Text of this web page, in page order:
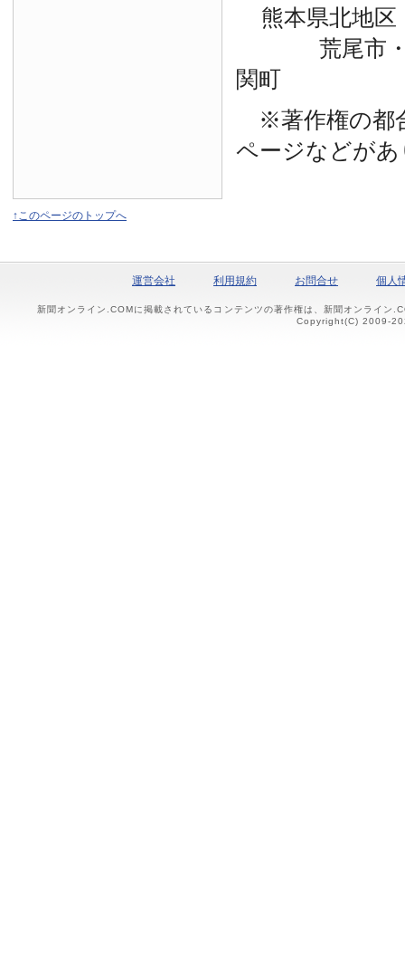
熊本県北地区
荒尾市・玉
関町
※著作権の都
ページなどが
↑このページのトップへ
運営会社 利用規約 お問合せ 個人
新聞オンライン.COMに掲載されているコンテンツの著作権は、新聞オンライン
Copyright(C) 2009-